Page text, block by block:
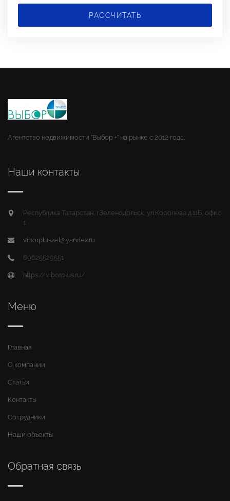
РАССЧИТАТЬ
Агентство недвижимости "Выбор +" на рынке с 2012 года.
Наши контакты
Республика Татарстан, г.Зеленодольск, ул.Королева д.11Б, офис
1
viborpluszel@yandex.ru
89625529551
https://viborplus.ru/
Меню
Главная
О компании
Статьи
Контакты
Сотрудники
Наши объекты
Обратная связь